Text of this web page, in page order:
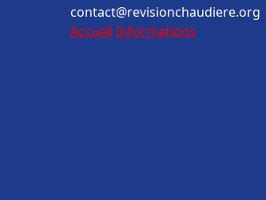
contact@revisionchaudiere.org
Accueil Informations